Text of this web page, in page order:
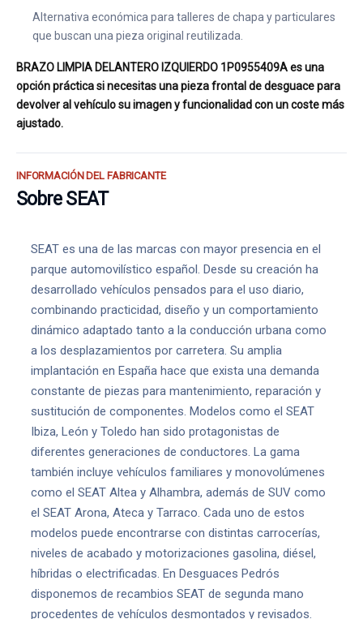
Alternativa económica para talleres de chapa y particulares
que buscan una pieza original reutilizada.
BRAZO LIMPIA DELANTERO IZQUIERDO 1P0955409A es una
opción práctica si necesitas una pieza frontal de desguace para
devolver al vehículo su imagen y funcionalidad con un coste más
ajustado.
INFORMACIÓN DEL FABRICANTE
Sobre SEAT
SEAT es una de las marcas con mayor presencia en el
parque automovilístico español. Desde su creación ha
desarrollado vehículos pensados para el uso diario,
combinando practicidad, diseño y un comportamiento
dinámico adaptado tanto a la conducción urbana como
a los desplazamientos por carretera. Su amplia
implantación en España hace que exista una demanda
constante de piezas para mantenimiento, reparación y
sustitución de componentes. Modelos como el SEAT
Ibiza, León y Toledo han sido protagonistas de
diferentes generaciones de conductores. La gama
también incluye vehículos familiares y monovolúmenes
como el SEAT Altea y Alhambra, además de SUV como
el SEAT Arona, Ateca y Tarraco. Cada uno de estos
modelos puede encontrarse con distintas carrocerías,
niveles de acabado y motorizaciones gasolina, diésel,
híbridas o electrificadas. En Desguaces Pedrós
disponemos de recambios SEAT de segunda mano
procedentes de vehículos desmontados y revisados.